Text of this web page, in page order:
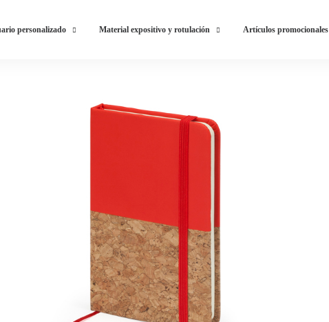
personalizado Material expositivo y rotulación Artículos promocionales